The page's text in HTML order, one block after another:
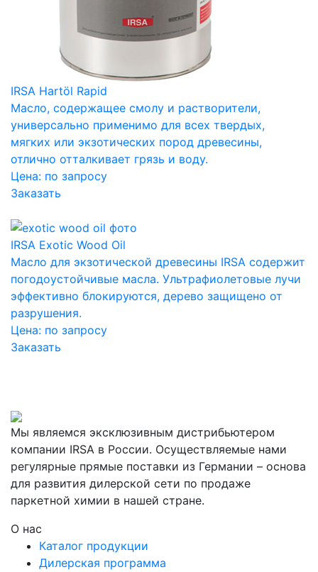
IRSA Hartöl Rapid
Масло, содержащее смолу и растворители,
универсально применимо для всех твердых,
мягких или экзотических пород древесины,
отлично отталкивает грязь и воду.
Цена: по запросу
Заказать
IRSA Exotic Wood Oil
Масло для экзотической древесины IRSA содержит
погодоустойчивые масла. Ультрафиолетовые лучи
эффективно блокируются, дерево защищено от
разрушения.
Цена: по запросу
Заказать
Мы являемся эксклюзивным дистрибьютером
компании IRSA в России. Осуществляемые нами
регулярные прямые поставки из Германии – основа
для развития дилерской сети по продаже
паркетной химии в нашей стране.
О нас
Каталог продукции
Дилерская программа